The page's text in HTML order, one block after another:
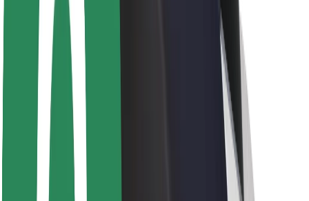
Κέντρο Τύπου
Κατευθυντήριες γραμμές Brand
Αποστολή
Σχέσεις με Επενδυτές
Ηγεσία
Μάρκα
Μέσα ενημέρωσης
Ασφάλεια